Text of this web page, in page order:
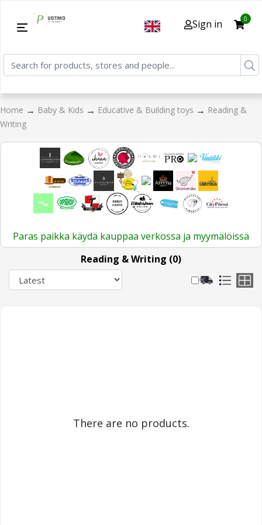
Sign in 0
Home → Baby & Kids → Educative & Building toys → Reading &
Writing
Paras paikka käydä kauppaa verkossa ja myymälöissä
Reading & Writing (0)
There are no products.